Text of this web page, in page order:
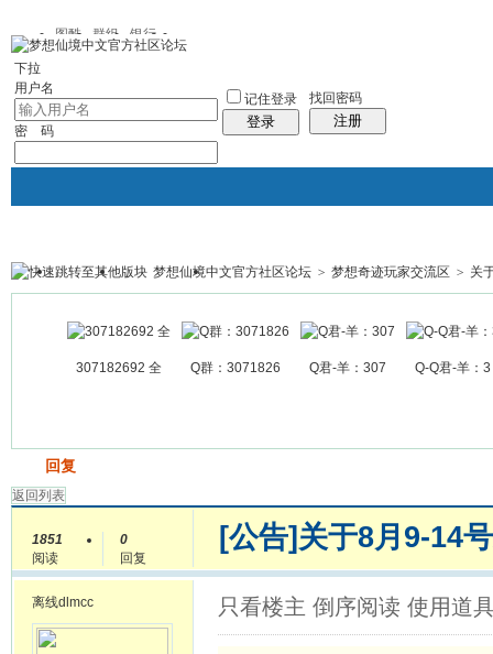
图酷 群组 银行
下拉
用户名
密 码
记住登录
登录
找回密码
注册
银行 群组聚合 我的空间
帖子
梦想仙境中文官方社区论坛 > 梦想奇迹玩家交流区 > 关
307182692 全 Q群：3071826 Q君-羊：307 Q-Q君-羊：3
回复
返回列表
1851
阅读
0
回复
[公告] 关于8月9-14
离线dlmcc 只看楼主 倒序阅读 使用道